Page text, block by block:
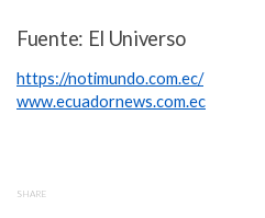
Fuente: El Universo
https://notimundo.com.ec/
www.ecuadornews.com.ec
SHARE